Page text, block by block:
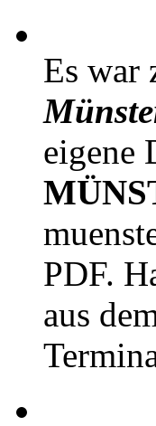
Es war
eigene
PDF.
aus